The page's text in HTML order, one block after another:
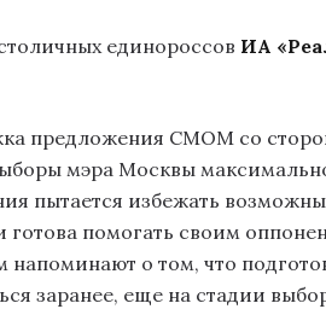
единороссов ИА
предложения СМОМ со
мэра Москвы
пытается избежать
готова помогать своим
напоминают о том, что
заранее, еще на стадии